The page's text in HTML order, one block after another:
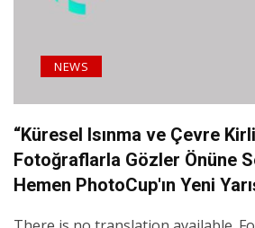
NEWS
“Küresel Isınma ve Çevre
Fotoğraflarla Gözler Önüne
Hemen PhotoCup'ın Yeni